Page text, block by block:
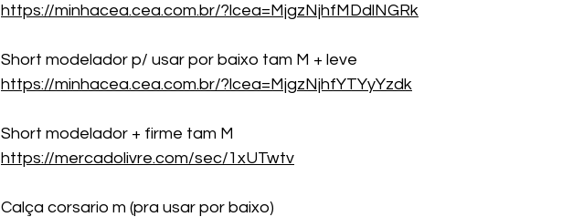
https://minhacea.cea.com.br/?lcea=MjgzNjhfMDdlNGRk
Short modelador p/ usar por baixo tam M + leve
https://minhacea.cea.com.br/?lcea=MjgzNjhfYTYyYzdk
Short modelador + firme tam M
https://mercadolivre.com/sec/1xUTwtv
Calça corsario m (pra usar por baixo)